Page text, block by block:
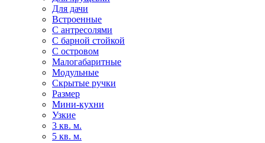
Для дачи
Встроенные
С антресолями
С барной стойкой
С островом
Малогабаритные
Модульные
Скрытые ручки
Размер
Мини-кухни
Узкие
3 кв. м.
5 кв. м.